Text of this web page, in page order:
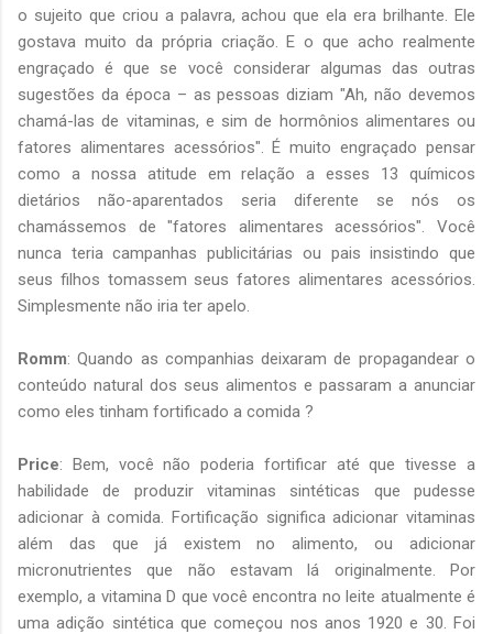
o sujeito que criou a palavra, achou que ela era brilhante. Ele
gostava muito da própria criação. E o que acho realmente
engraçado é que se você considerar algumas das outras
sugestões da época – as pessoas diziam "Ah, não devemos
chamá-las de vitaminas, e sim de hormônios alimentares ou
fatores alimentares acessórios". É muito engraçado pensar
como a nossa atitude em relação a esses 13 químicos
dietários não-aparentados seria diferente se nós os
chamássemos de "fatores alimentares acessórios". Você
nunca teria campanhas publicitárias ou pais insistindo que
seus filhos tomassem seus fatores alimentares acessórios.
Simplesmente não iria ter apelo.
Romm: Quando as companhias deixaram de propagandear o
conteúdo natural dos seus alimentos e passaram a anunciar
como eles tinham fortificado a comida ?
Price: Bem, você não poderia fortificar até que tivesse a
habilidade de produzir vitaminas sintéticas que pudesse
adicionar à comida. Fortificação significa adicionar vitaminas
além das que já existem no alimento, ou adicionar
micronutrientes que não estavam lá originalmente. Por
exemplo, a vitamina D que você encontra no leite atualmente é
uma adição sintética que começou nos anos 1920 e 30. Foi